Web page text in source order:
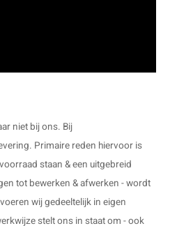
niet bij ons. Bij
Primaire reden hiervoor is
staan & een uitgebreid
tot bewerken & afwerken - wordt
wij gedeeltelijk in eigen
stelt ons in staat om - ook